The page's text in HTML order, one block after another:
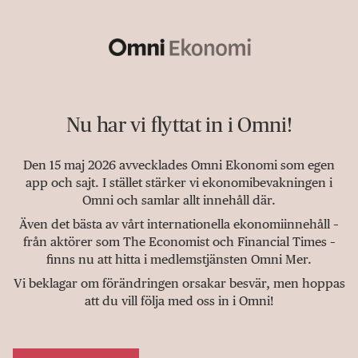
Nu har vi flyttat in i Omni!
Den 15 maj 2026 avvecklades Omni Ekonomi som egen
app och sajt. I stället stärker vi ekonomibevakningen i
Omni och samlar allt innehåll där.
Även det bästa av vårt internationella ekonomiinnehåll –
från aktörer som The Economist och Financial Times –
finns nu att hitta i medlemstjänsten Omni Mer.
Vi beklagar om förändringen orsakar besvär, men hoppas
att du vill följa med oss in i Omni!